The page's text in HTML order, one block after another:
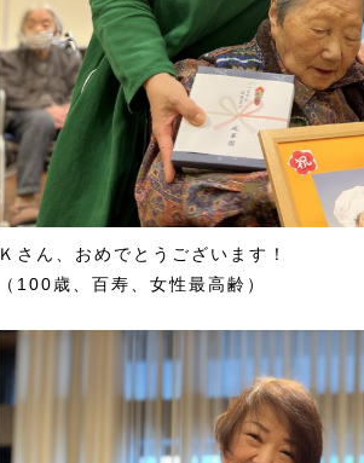
Ｋさん、おめでとうございます！
（100歳、百寿、女性最高齢）